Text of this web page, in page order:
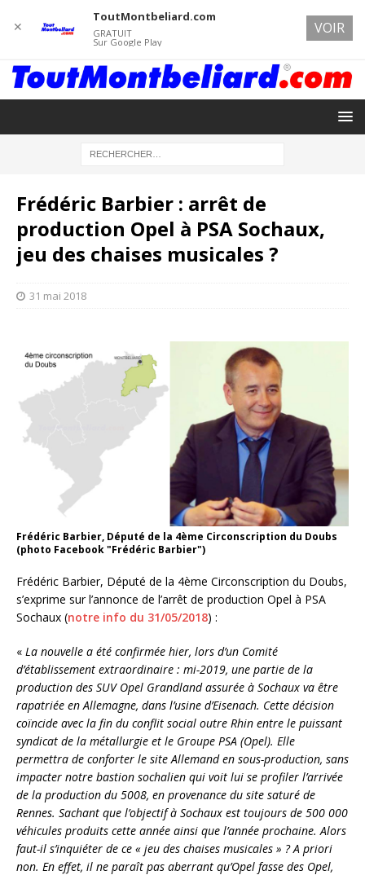
Frédéric Barbier : arrêt de
production Opel à PSA Sochaux,
jeu des chaises musicales ?
31 mai 2018
Frédéric Barbier, Député de la 4ème Circonscription du Doubs
(photo Facebook "Frédéric Barbier")
Frédéric Barbier, Député de la 4ème Circonscription du Doubs,
s’exprime sur l’annonce de l’arrêt de production Opel à PSA
Sochaux (notre info du 31/05/2018) :
« La nouvelle a été confirmée hier, lors d’un Comité
d’établissement extraordinaire : mi-2019, une partie de la
production des SUV Opel Grandland assurée à Sochaux va être
rapatriée en Allemagne, dans l’usine d’Eisenach. Cette décision
coïncide avec la fin du conflit social outre Rhin entre le puissant
syndicat de la métallurgie et le Groupe PSA (Opel). Elle
permettra de conforter le site Allemand en sous-production, sans
impacter notre bastion sochalien qui voit lui se profiler l’arrivée
de la production du 5008, en provenance du site saturé de
Rennes. Sachant que l’objectif à Sochaux est toujours de 500 000
véhicules produits cette année ainsi que l’année prochaine. Alors
faut-il s’inquiéter de ce « jeu des chaises musicales » ? A priori
non. En effet, il ne paraît pas aberrant qu’Opel fasse des Opel,
✕
ToutMontbeliard.com
GRATUIT
Sur Google Play
VOIR